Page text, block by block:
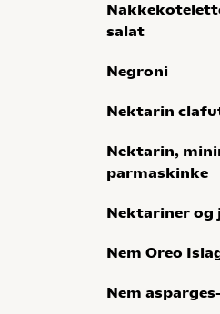
salat
Negroni
Nektarin
Nektarin,
parmaskinke
Nektariner
Nem Oreo
Nem